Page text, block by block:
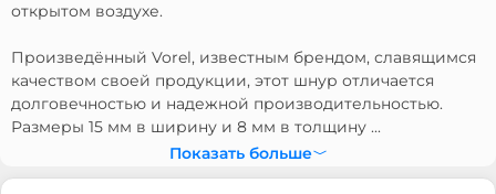
открытом воздухе.
Произведённый Vorel, известным брендом, славящимся
качеством своей продукции, этот шнур отличается
долговечностью и надежной производительностью.
Размеры 15 мм в ширину и 8 мм в толщину ...
Показать больше